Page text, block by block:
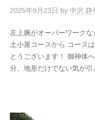
2025年9月23日 by 中沢 静
左上腕がオーバーワーク
土小屋コースから コース
とうございます！ 御神体
分。地形だけでない気が